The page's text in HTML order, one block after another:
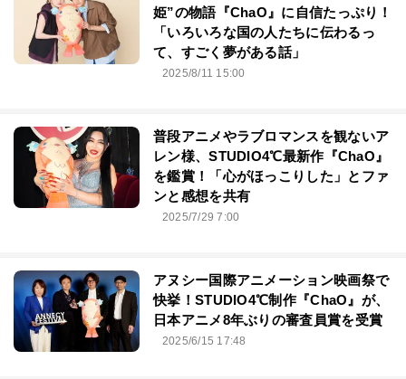
姫”の物語『ChaO』に自信たっぷり！
「いろいろな国の人たちに伝わるっ
て、すごく夢がある話」
2025/8/11 15:00
普段アニメやラブロマンスを観ないア
レン様、STUDIO4℃最新作『ChaO』
を鑑賞！「心がほっこりした」とファ
ンと感想を共有
2025/7/29 7:00
アヌシー国際アニメーション映画祭で
快挙！STUDIO4℃制作『ChaO』が、
日本アニメ8年ぶりの審査員賞を受賞
2025/6/15 17:48